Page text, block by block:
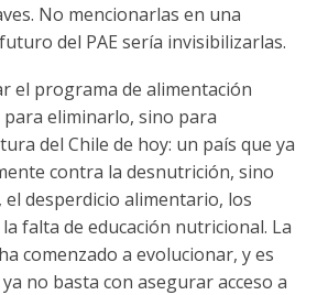
No mencionarlas en una
del PAE sería invisibilizarlas.
el programa de alimentación
eliminarlo, sino para
del Chile de hoy: un país que ya
contra la desnutrición, sino
desperdicio alimentario, los
falta de educación nutricional. La
comenzado a evolucionar, y es
no basta con asegurar acceso a